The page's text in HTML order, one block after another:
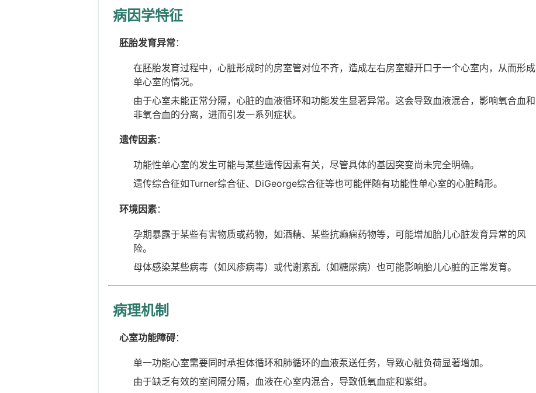
病因学特征
胚胎发育异常：
在胚胎发育过程中，心脏形成时的房室管对位不齐，造成左右房室瓣开口于一个心室内，从而形成
单心室的情况。
由于心室未能正常分隔，心脏的血液循环和功能发生显著异常。这会导致血液混合，影响氧合血和
非氧合血的分离，进而引发一系列症状。
遗传因素：
功能性单心室的发生可能与某些遗传因素有关，尽管具体的基因突变尚未完全明确。
遗传综合征如Turner综合征、DiGeorge综合征等也可能伴随有功能性单心室的心脏畸形。
环境因素：
孕期暴露于某些有害物质或药物，如酒精、某些抗癫痫药物等，可能增加胎儿心脏发育异常的风
险。
母体感染某些病毒（如风疹病毒）或代谢紊乱（如糖尿病）也可能影响胎儿心脏的正常发育。
病理机制
心室功能障碍：
单一功能心室需要同时承担体循环和肺循环的血液泵送任务，导致心脏负荷显著增加。
由于缺乏有效的室间隔分隔，血液在心室内混合，导致低氧血症和紫绀。